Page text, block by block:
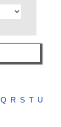
Q R S T U